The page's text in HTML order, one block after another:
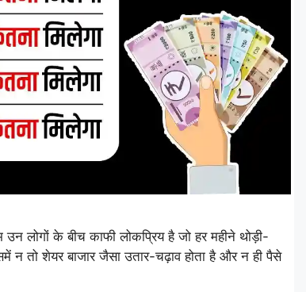
लोगों के बीच काफी लोकप्रिय है जो हर महीने थोड़ी-
न तो शेयर बाजार जैसा उतार-चढ़ाव होता है और न ही पैसे